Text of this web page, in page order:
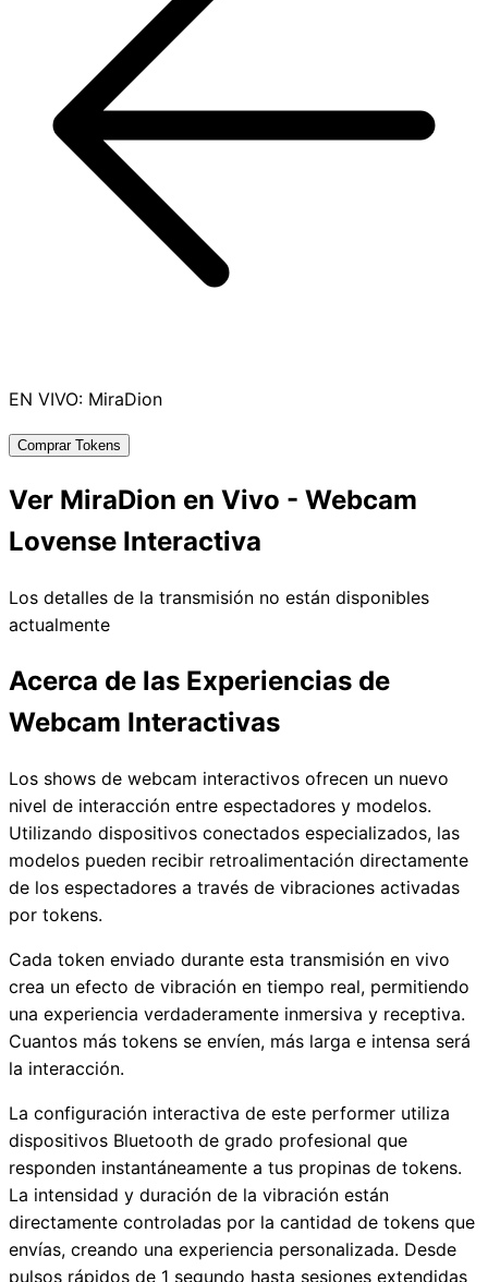
EN VIVO: MiraDion
Comprar Tokens
Ver MiraDion en Vivo - Webcam
Lovense Interactiva
Los detalles de la transmisión no están disponibles
actualmente
Acerca de las Experiencias de
Webcam Interactivas
Los shows de webcam interactivos ofrecen un nuevo
nivel de interacción entre espectadores y modelos.
Utilizando dispositivos conectados especializados, las
modelos pueden recibir retroalimentación directamente
de los espectadores a través de vibraciones activadas
por tokens.
Cada token enviado durante esta transmisión en vivo
crea un efecto de vibración en tiempo real, permitiendo
una experiencia verdaderamente inmersiva y receptiva.
Cuantos más tokens se envíen, más larga e intensa será
la interacción.
La configuración interactiva de este performer utiliza
dispositivos Bluetooth de grado profesional que
responden instantáneamente a tus propinas de tokens.
La intensidad y duración de la vibración están
directamente controladas por la cantidad de tokens que
envías, creando una experiencia personalizada. Desde
pulsos rápidos de 1 segundo hasta sesiones extendidas